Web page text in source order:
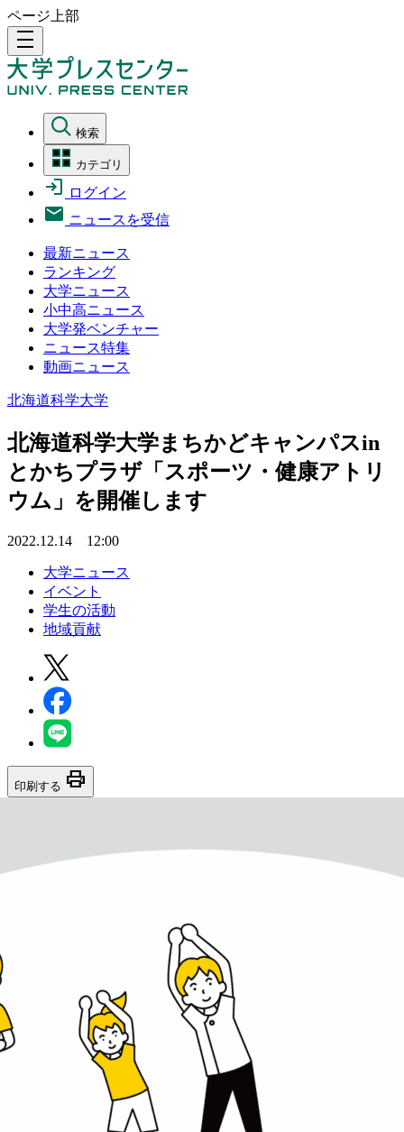
ページ上部
density_medium
検索
カテゴリ
ログイン
ニュースを受信
最新ニュース
ランキング
大学ニュース
小中高ニュース
大学発ベンチャー
ニュース特集
動画ニュース
北海道科学大学
北海道科学大学まちかどキャンパスin
とかちプラザ「スポーツ・健康アトリ
ウム」を開催します
2022.12.14 12:00
大学ニュース
イベント
学生の活動
地域貢献
印刷する print